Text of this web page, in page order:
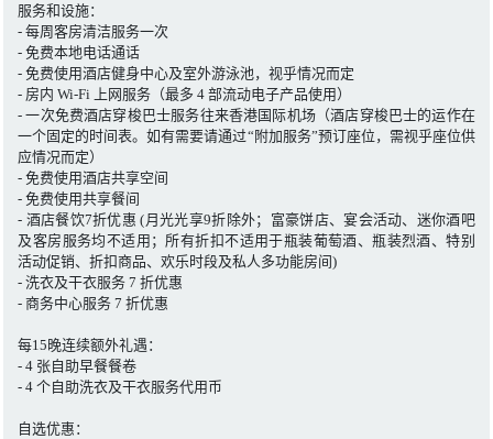
服务和设施：
- 每周客房清洁服务一次
- 免费本地电话通话
- 免费使用酒店健身中心及室外游泳池，视乎情况而定
- 房内 Wi-Fi 上网服务（最多 4 部流动电子产品使用）
- 一次免费酒店穿梭巴士服务往来香港国际机场（酒店穿梭巴士的运作在
一个固定的时间表。如有需要请通过“附加服务”预订座位，需视乎座位供
应情况而定）
- 免费使用酒店共享空间
- 免费使用共享餐间
- 酒店餐饮7折优惠 (月光光享9折除外；富豪饼店、宴会活动、迷你酒吧
及客房服务均不适用；所有折扣不适用于瓶装葡萄酒、瓶装烈酒、特别
活动促销、折扣商品、欢乐时段及私人多功能房间)
- 洗衣及干衣服务 7 折优惠
- 商务中心服务 7 折优惠
每15晚连续额外礼遇：
- 4 张自助早餐餐卷
- 4 个自助洗衣及干衣服务代用币
自选优惠：